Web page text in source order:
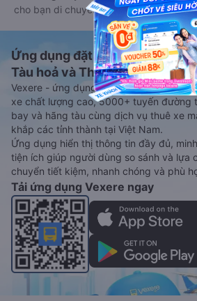
cho bạn di chuyển.
Ứng dụng đặt vé Xe khách,
Tàu hoả và Thuê xe
Vexere - ứng dụng đặt vé đa phương
xe chất lượng cao, 5000+ tuyến đường
bay và hãng tàu cùng dịch vụ thuê xe
khắp các tỉnh thành tại Việt Nam.
Ứng dụng hiển thị thông tin đầy đủ,
tiện ích giúp người dùng so sánh và lựa
chuyển tiết kiệm, nhanh chóng và phù
Tải ứng dụng Vexere ngay